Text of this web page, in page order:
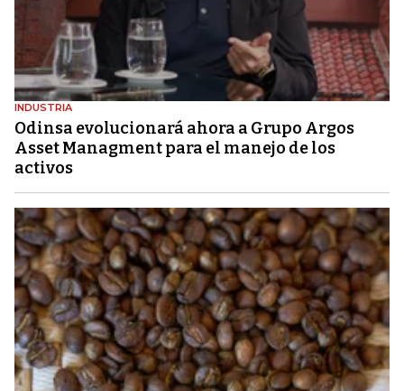
INDUSTRIA
Odinsa evolucionará ahora a Grupo Argos
Asset Managment para el manejo de los
activos